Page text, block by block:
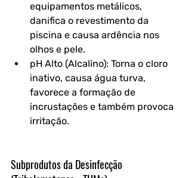
equipamentos metálicos,
danifica o revestimento da
piscina e causa ardência nos
olhos e pele.
pH Alto (Alcalino): Torna o cloro
inativo, causa água turva,
favorece a formação de
incrustações e também provoca
irritação.
Subprodutos da Desinfecção